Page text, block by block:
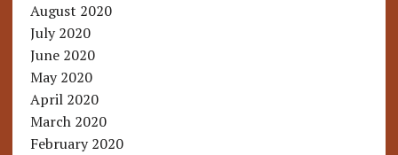
August 2020
July 2020
June 2020
May 2020
April 2020
March 2020
February 2020